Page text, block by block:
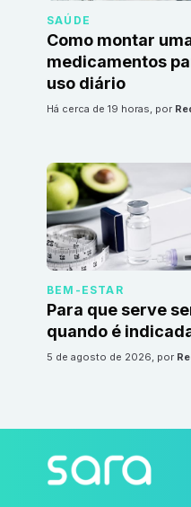
SAÚDE
Como montar
medicamentos
uso diário
há cerca de 19 horas, por
BEM-ESTAR
Para que serve
quando é
5 de agosto de 2026, por